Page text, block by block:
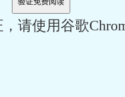
请使用谷歌